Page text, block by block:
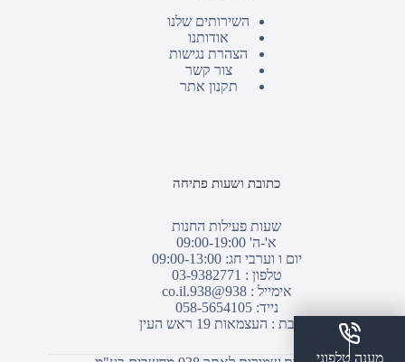
השירותים שלנו
אודותנו
הצהרת נגישות
צור קשר
תקנון אתר
כתובת ושעות פתיחה
שעות פעילות החנות
א'-ה' 09:00-19:00
יום ו וערבי חג: 09:00-13:00
טלפון : 03-9382771
אימייל :938@938.co.il
נייד: 058-5654105
כתובת : העצמאות 19 ראש העין
מענה טלפוני